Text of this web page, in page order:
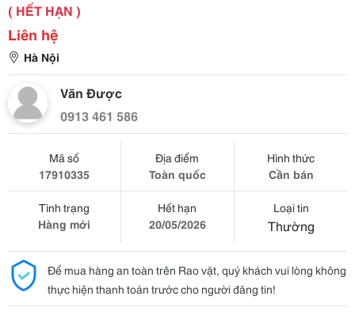
( HẾT HẠN )
Liên hệ
Hà Nội
Văn Được
0913 461 586
Mã số
17910335
Địa điểm
Toàn quốc
Hình thức
Cần bán
Tình trạng
Hàng mới
Hết hạn
20/05/2026
Loại tin
Thường
Để mua hàng an toàn trên Rao vặt, quý khách vui lòng không
thực hiện thanh toán trước cho người đăng tin!